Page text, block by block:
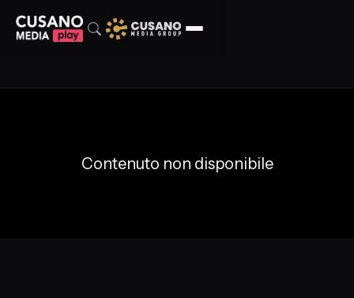
Contenuto non disponibile